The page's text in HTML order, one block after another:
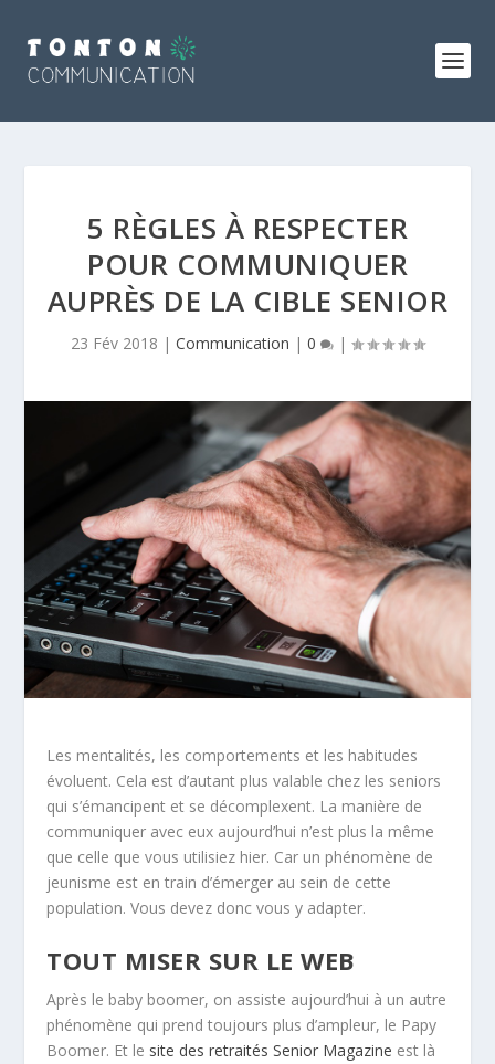
5 RÈGLES À RESPECTER
POUR COMMUNIQUER
AUPRÈS DE LA CIBLE SENIOR
23 Fév 2018 | Communication | 0 |
Les mentalités, les comportements et les habitudes
évoluent. Cela est d’autant plus valable chez les seniors
qui s’émancipent et se décomplexent. La manière de
communiquer avec eux aujourd’hui n’est plus la même
que celle que vous utilisiez hier. Car un phénomène de
jeunisme est en train d’émerger au sein de cette
population. Vous devez donc vous y adapter.
TOUT MISER SUR LE WEB
Après le baby boomer, on assiste aujourd’hui à un autre
phénomène qui prend toujours plus d’ampleur, le Papy
Boomer. Et le site des retraités Senior Magazine est là